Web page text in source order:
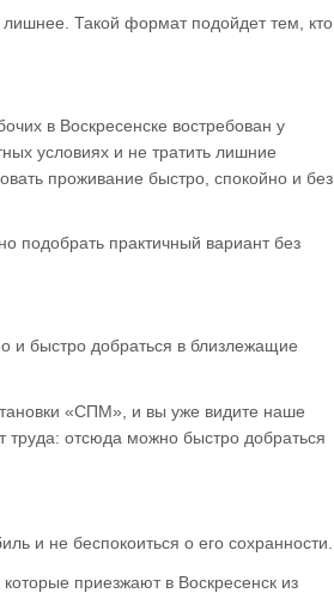
лишнее. Такой формат подойдет тем, кто
в Воскресенске востребован у
условиях и не тратить лишние
проживание быстро, спокойно и без
подобрать практичный вариант без
и быстро добраться в близлежащие
«СПМ», и вы уже видите наше
труда: отсюда можно быстро добраться
и не беспокоиться о его сохранности.
приезжают в Воскресенск из